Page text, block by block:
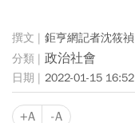
鉅亨網記者沈筱禎
政治社會
2022-01-15 16:52
+A -A